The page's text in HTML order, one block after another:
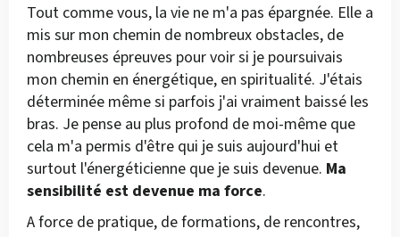
Tout comme vous, la vie ne m'a pas épargnée. Elle a
mis sur mon chemin de nombreux obstacles, de
nombreuses épreuves pour voir si je poursuivais
mon chemin en énergétique, en spiritualité. J'étais
déterminée même si parfois j'ai vraiment baissé les
bras. Je pense au plus profond de moi-même que
cela m'a permis d'être qui je suis aujourd'hui et
surtout l'énergéticienne que je suis devenue. Ma
sensibilité est devenue ma force.
A force de pratique, de formations, de rencontres,